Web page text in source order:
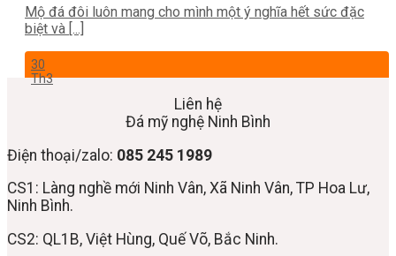
Mộ đá đôi luôn mang cho mình một ý nghĩa hết sức đặc
biệt và [...]
30
Th3
Liên hệ
Đá mỹ nghệ Ninh Bình
Điện thoại/zalo: 085 245 1989
CS1: Làng nghề mới Ninh Vân, Xã Ninh Vân, TP Hoa Lư,
Ninh Bình.
CS2: QL1B, Việt Hùng, Quế Võ, Bắc Ninh.